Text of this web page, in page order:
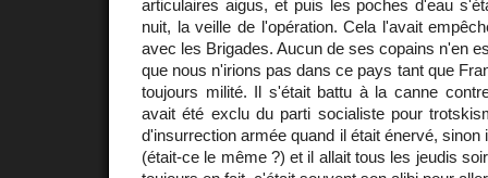
articulaires aigus, et puis les poches d'eau
nuit, la veille de l'opération. Cela l'avait
avec les Brigades. Aucun de ses copains n'en
que nous n'irions pas dans ce pays tant que
toujours milité. Il s'était battu à la canne
avait été exclu du parti socialiste pour
d'insurrection armée quand il était énervé, sinon
(était-ce le même ?) et il allait tous les jeudis